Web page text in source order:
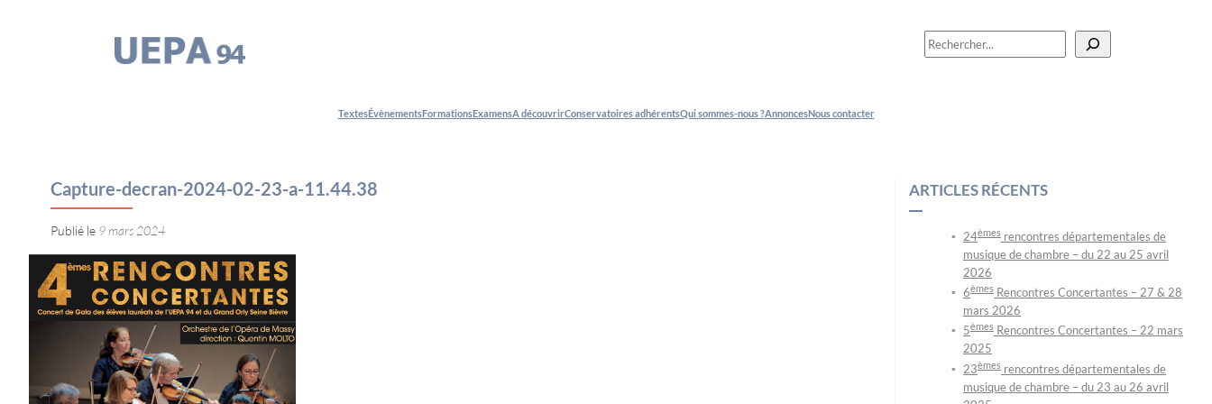
R
e
e
TextesÉvènementsFormationsExamensA découvrirConservatoires adhérentsQui sommes-nous ?AnnoncesNous contacter
Capture-decran-2024-02-23-a-11.44.38
9 mars 2024
ARTICLES RÉCENTS
24èmes rencontres départementales de
musique de chambre – du 22 au 25 avril
2026
6èmes Rencontres Concertantes – 27 & 28
mars 2026
5èmes Rencontres Concertantes – 22 mars
2025
23èmes rencontres départementales de
musique de chambre – du 23 au 26 avril